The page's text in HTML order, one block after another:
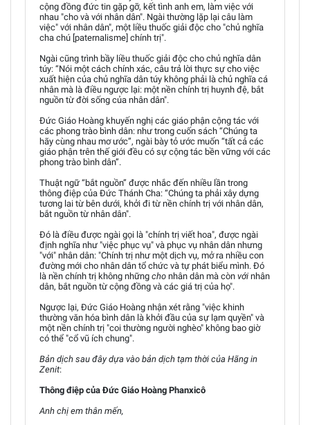
cộng đồng đức tin gặp gỡ, kết tình anh em, làm việc với
nhau "cho và với nhân dân". Ngài thường lặp lại câu làm
việc" với nhân dân", một liều thuốc giải độc cho "chủ nghĩa
cha chú [paternalisme] chính trị".
Ngài cũng trình bầy liều thuốc giải độc cho chủ nghĩa dân
túy: “Nói một cách chính xác, câu trả lời thực sự cho việc
xuất hiện của chủ nghĩa dân túy không phải là chủ nghĩa cá
nhân mà là điều ngược lại: một nền chính trị huynh đệ, bắt
nguồn từ đời sống của nhân dân".
Đức Giáo Hoàng khuyến nghị các giáo phận cộng tác với
các phong trào bình dân: như trong cuốn sách “Chúng ta
hãy cùng nhau mơ ước”, ngài bày tỏ ước muốn “tất cả các
giáo phận trên thế giới đều có sự cộng tác bền vững với các
phong trào bình dân”.
Thuật ngữ “bắt nguồn” được nhắc đến nhiều lần trong
thông điệp của Đức Thánh Cha: “Chúng ta phải xây dựng
tương lai từ bên dưới, khởi đi từ nền chính trị với nhân dân,
bắt nguồn từ nhân dân".
Đó là điều được ngài gọi là "chính trị viết hoa", được ngài
định nghĩa như "việc phục vụ" và phục vụ nhân dân nhưng
"với" nhân dân: "Chính trị như một dịch vụ, mở ra nhiều con
đường mới cho nhân dân tổ chức và tự phát biểu mình. Đó
là nền chính trị không những cho nhân dân mà còn với nhân
dân, bắt nguồn từ cộng đồng và các giá trị của họ".
Ngược lại, Đức Giáo Hoàng nhận xét rằng "việc khinh
thường văn hóa bình dân là khởi đầu của sự lạm quyền" và
một nền chính trị "coi thường người nghèo" không bao giờ
có thể "cổ vũ ích chung".
Bản dịch sau đây dựa vào bản dịch tạm thời của Hãng in
Zenit:
Thông điệp của Đức Giáo Hoàng Phanxicô
Anh chị em thân mến,